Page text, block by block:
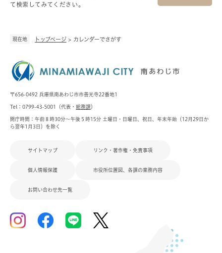
現在地 トップページ > カレンダーでさがす
て検索してみてください。
〒656-0492 兵庫県南あわじ市市善光寺22番地1
Tel：0799-43-5001（代表・ 総務課）
開庁時間：午前８時30分～午後５時15分 土曜日・日曜日、祝日、年末年始（12月29日か
ら翌年1月3日）を除く
サイトマップ リンク・著作権・免責事項
個人情報保護 市役所位置図、各課の業務内容
お問い合わせ先一覧